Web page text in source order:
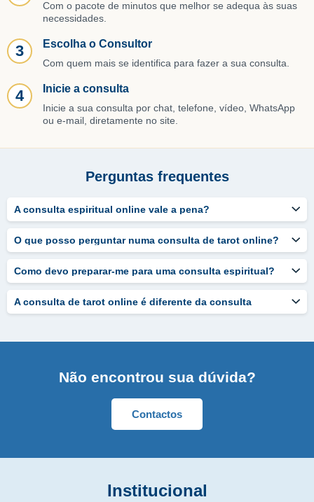
Com o pacote de minutos que melhor se adequa às suas
necessidades.
3 Escolha o Consultor
Com quem mais se identifica para fazer a sua consulta.
4 Inicie a consulta
Inicie a sua consulta por chat, telefone, vídeo, WhatsApp
ou e-mail, diretamente no site.
Perguntas frequentes
A consulta espiritual online vale a pena?
O que posso perguntar numa consulta de tarot online?
Como devo preparar-me para uma consulta espiritual?
A consulta de tarot online é diferente da consulta
presencial?
Não encontrou sua dúvida?
Contactos
Institucional